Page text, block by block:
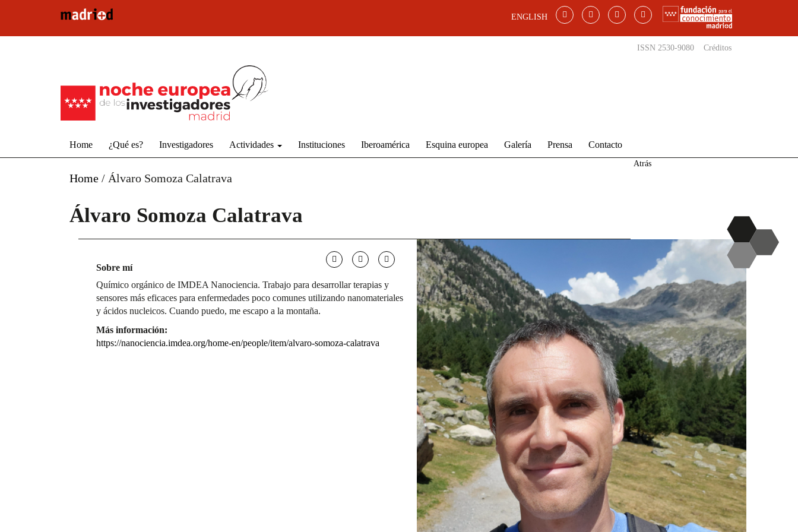
ENGLISH
ISSN 2530-9080 Créditos
Home ¿Qué es? Investigadores Actividades Instituciones Iberoamérica Esquina europea Galería Prensa Contacto
Home / Álvaro Somoza Calatrava
Atrás
Álvaro Somoza Calatrava
Sobre mí
Químico orgánico de IMDEA Nanociencia. Trabajo para desarrollar terapias y
sensores más eficaces para enfermedades poco comunes utilizando nanomateriales
y ácidos nucleicos. Cuando puedo, me escapo a la montaña.
Más información:
https://nanociencia.imdea.org/home-en/people/item/alvaro-somoza-calatrava